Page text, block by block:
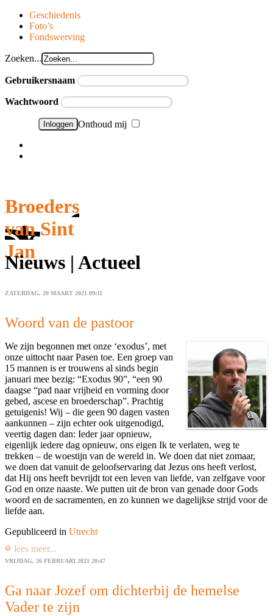
Geschiedenis
Foto’s
Fondswerving
Zoeken...
Gebruikersnaam
Wachtwoord
Onthoud mij
Broeders
van Sint
Jan
Nieuws | Actueel
ZATERDAG, 20 MAART 2021 09:11
Woord van de pastoor
We zijn begonnen met onze ‘exodus’, met
onze uittocht naar Pasen toe. Een groep van
15 mannen is er trouwens al sinds begin
januari mee bezig: “Exodus 90”, “een 90
daagse “pad naar vrijheid en vorming door
gebed, ascese en broederschap”. Prachtig
getuigenis! Wij – die geen 90 dagen vasten
aankunnen – zijn echter ook uitgenodigd,
veertig dagen dan: Ieder jaar opnieuw,
eigenlijk iedere dag opnieuw, ons eigen Ik te verlaten, weg te
trekken – de woestijn van de wereld in. We doen dat niet zomaar,
we doen dat vanuit de geloofservaring dat Jezus ons heeft verlost,
dat Hij ons heeft bevrijdt tot een leven van liefde, van zelfgave voor
God en onze naaste. We putten uit de bron van genade door Gods
woord en de sacramenten, en zo kunnen we dagelijkse strijd voor de
liefde aan.
Gepubliceerd in Utrecht
lees meer...
VRIJDAG, 26 FEBRUARI 2021 20:47
Ga naar Jozef om dichterbij de hemelse
Vader te zijn